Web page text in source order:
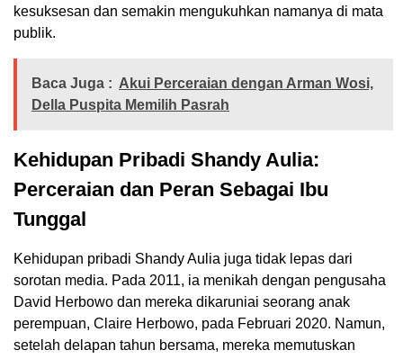
kesuksesan dan semakin mengukuhkan namanya di mata
publik.
Baca Juga : Akui Perceraian dengan Arman Wosi,
Della Puspita Memilih Pasrah
Kehidupan Pribadi Shandy Aulia:
Perceraian dan Peran Sebagai Ibu
Tunggal
Kehidupan pribadi Shandy Aulia juga tidak lepas dari
sorotan media. Pada 2011, ia menikah dengan pengusaha
David Herbowo dan mereka dikaruniai seorang anak
perempuan, Claire Herbowo, pada Februari 2020. Namun,
setelah delapan tahun bersama, mereka memutuskan